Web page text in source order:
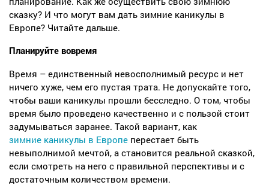
сказку? И что могут вам дать зимние каникулы в
Европе? Читайте дальше.
Планируйте вовремя
Время – единственный невосполнимый ресурс и нет
ничего хуже, чем его пустая трата. Не допускайте того,
чтобы ваши каникулы прошли бесследно. О том, чтобы
время было проведено качественно и с пользой стоит
задумываться заранее. Такой вариант, как
зимние каникулы в Европе перестает быть
невыполнимой мечтой, а становится реальной сказкой,
если смотреть на него с правильной перспективы и с
достаточным количеством времени.